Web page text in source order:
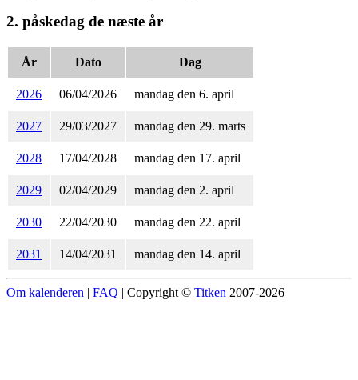
2. påskedag de næste år
År Dato Dag
2026 06/04/2026 mandag den 6. april
2027 29/03/2027 mandag den 29. marts
2028 17/04/2028 mandag den 17. april
2029 02/04/2029 mandag den 2. april
2030 22/04/2030 mandag den 22. april
2031 14/04/2031 mandag den 14. april
Om kalenderen | FAQ | Copyright © Titken 2007-2026